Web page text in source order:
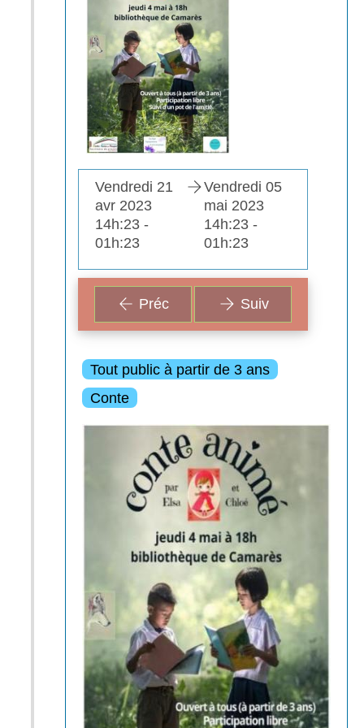
Vendredi 21
avr 2023
14h:23 -
01h:23
Vendredi 05
mai 2023
14h:23 -
01h:23
Préc Suiv
Tout public à partir de 3 ans
Conte